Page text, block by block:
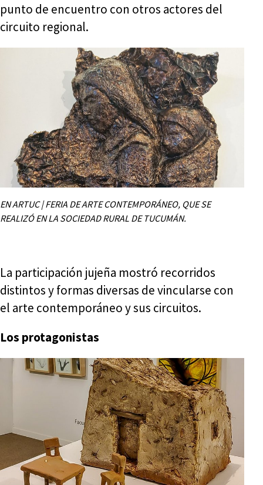
punto de encuentro con otros actores del
circuito regional.
EN ARTUC | FERIA DE ARTE CONTEMPORÁNEO, QUE SE
REALIZÓ EN LA SOCIEDAD RURAL DE TUCUMÁN.
La participación jujeña mostró recorridos
distintos y formas diversas de vincularse con
el arte contemporáneo y sus circuitos.
Los protagonistas